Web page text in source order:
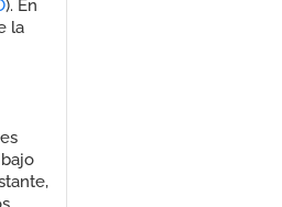
). En
la
bajo